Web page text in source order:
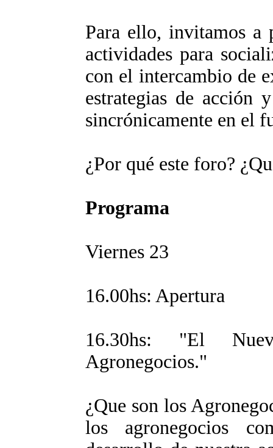
Para ello, invitamos a
actividades para
con el intercambio de
estrategias de acción
sincrónicamente en el
¿Por qué este foro?
Programa
Viernes 23
16.00hs: Apertura
16.30hs: "El
Agronegocios."
¿Que son los
los agronegocios